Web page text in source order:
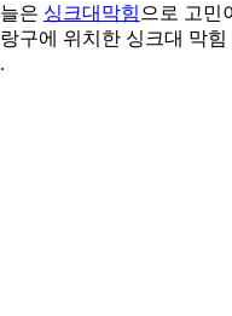
은 싱크대막힘 으로 고민
구에 위치한 싱크대 막